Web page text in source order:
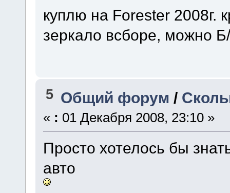
куплю на Forester 2008г.
зеркало всборе, можно
5 Общий форум /
« : 01 Декабря 2008, 23:10 »
Просто хотелось бы
авто